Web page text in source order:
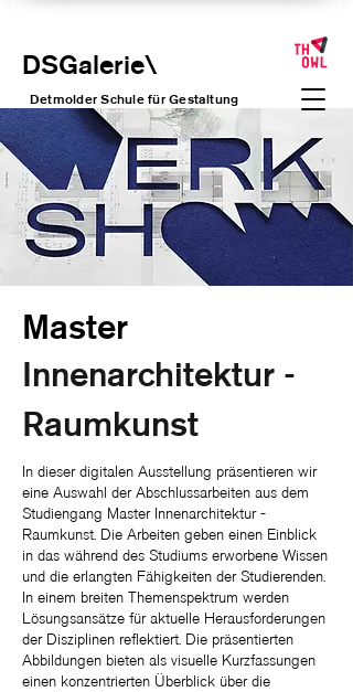
\
DSGalerie
Detmolder Schule für Gestaltung
Master
Innenarchitektur -
Raumkunst
In dieser digitalen Ausstellung präsentieren wir
eine Auswahl der Abschlussarbeiten aus dem
Studiengang Master Innenarchitektur -
Raumkunst. Die Arbeiten geben einen Einblick
in das während des Studiums erworbene Wissen
und die erlangten Fähigkeiten der Studierenden.
In einem breiten Themenspektrum werden
Lösungsansätze für aktuelle Herausforderungen
der Disziplinen reflektiert. Die präsentierten
Abbildungen bieten als visuelle Kurzfassungen
einen konzentrierten Überblick über die